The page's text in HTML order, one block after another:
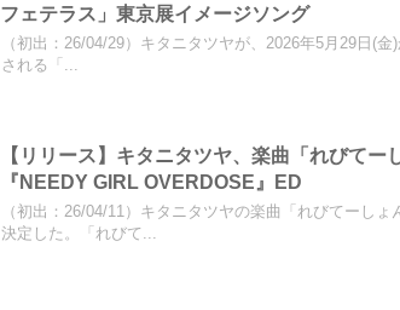
フェテラス」東京展イメージソング
（初出：26/04/29）キタニタツヤが、2026年5月29日(
される「...
【リリース】キタニタツヤ、楽曲「れびて
『NEEDY GIRL OVERDOSE』ED
（初出：26/04/11）キタニタツヤの楽曲「れびてーし
決定した。「れびて...